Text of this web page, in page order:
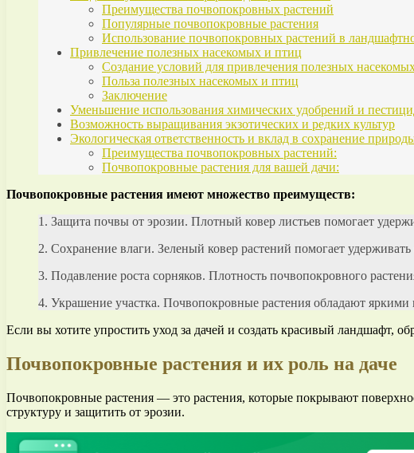
Преимущества почвопокровных растений
Популярные почвопокровные растения
Использование почвопокровных растений в
Привлечение полезных насекомых и птиц
Создание условий для привлечения полезных
Польза полезных насекомых и птиц
Заключение
Уменьшение использования химических удобрений и
Возможность выращивания экзотических и редких культур
Экологическая ответственность и вклад в сохранение
Преимущества почвопокровных растений:
Почвопокровные растения для вашей дачи:
Почвопокровные растения имеют множество преимуществ:
1. Защита почвы от эрозии. Плотный ковер листьев помогает
2. Сохранение влаги. Зеленый ковер растений помогает
3. Подавление роста сорняков. Плотность почвопокровного
4. Украшение участка. Почвопокровные растения обладают
Если вы хотите упростить уход за дачей и создать красивый ландшафт,
Почвопокровные растения и их роль на даче
Почвопокровные растения — это растения, которые покрывают
структуру и защитить от эрозии.